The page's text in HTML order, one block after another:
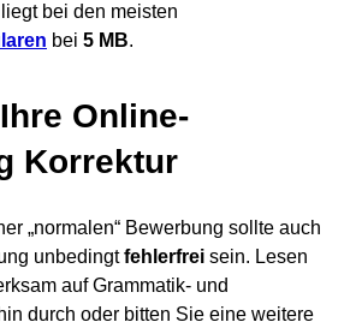
bei den meisten
bei 5 MB.
Online-
Korrektur
„normalen“ Bewerbung sollte auch
unbedingtfehlerfrei sein. Lesen
auf Grammatik- und
durch oder bitten Sie eine weitere